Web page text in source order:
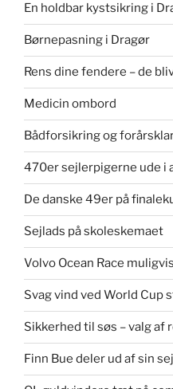
En holdbar kystsikring i
Børnepasning i Dragør
Rens dine fendere – de
Medicin ombord
Bådforsikring og
470er sejlerpigerne ude i
De danske 49er på
Sejlads på skoleskemaet
Volvo Ocean Race
Svag vind ved World Cup
Sikkerhed til søs – valg af
Finn Bue deler ud af sin